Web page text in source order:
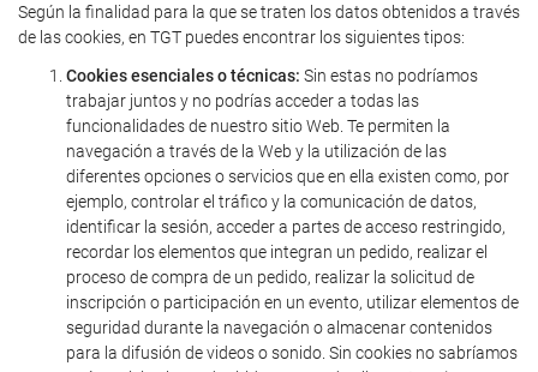
Según la finalidad para la que se traten los datos obtenidos a través
de las cookies, en TGT puedes encontrar los siguientes tipos:
Cookies esenciales o técnicas: Sin estas no podríamos
trabajar juntos y no podrías acceder a todas las
funcionalidades de nuestro sitio Web. Te permiten la
navegación a través de la Web y la utilización de las
diferentes opciones o servicios que en ella existen como, por
ejemplo, controlar el tráfico y la comunicación de datos,
identificar la sesión, acceder a partes de acceso restringido,
recordar los elementos que integran un pedido, realizar el
proceso de compra de un pedido, realizar la solicitud de
inscripción o participación en un evento, utilizar elementos de
seguridad durante la navegación o almacenar contenidos
para la difusión de videos o sonido. Sin cookies no sabríamos